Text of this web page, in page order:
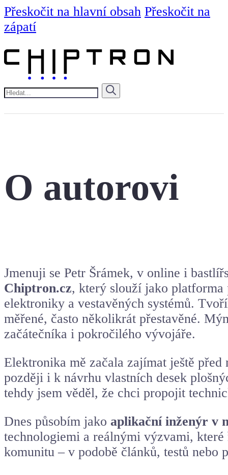
Přeskočit na hlavní obsah Přeskočit na
zápatí
Hledat
O autorovi
Jmenuji se Petr Šrámek, v online i
Chiptron.cz, který slouží jako platforma
elektroniky a vestavěných systémů.
měřené, často několikrát přestavěné.
začátečníka i pokročilého vývojáře.
Elektronika mě začala zajímat ještě
později i k návrhu vlastních desek
tehdy jsem věděl, že chci propojit
Dnes působím jako aplikační inženýr v
technologiemi a reálnými výzvami,
komunitu – v podobě článků, testů nebo